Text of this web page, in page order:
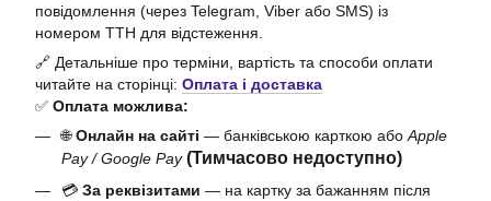
повідомлення (через Telegram, Viber або SMS) із
номером ТТН для відстеження.
🔗 Детальніше про терміни, вартість та способи оплати
читайте на сторінці: Оплата і доставка
✅ Оплата можлива:
🌐Онлайн на сайті — банківською карткою або Apple
Pay / Google Pay (Тимчасово недоступно)
💳 За реквізитами — на картку за бажанням після